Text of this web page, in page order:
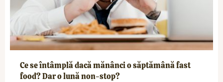
Ce se întâmplă dacă mănânci o săptămână fast
food? Dar o lună non-stop?